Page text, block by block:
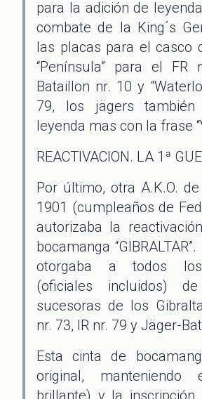
para la adición de
combate de la King´s
las placas para el casco
“Península” para el
Bataillon nr. 10 y
79, los jägers también
leyenda mas con la frase
REACTIVACION. LA 1ª
Por último, otra A.K.O.
1901 (cumpleaños de
autorizaba la
bocamanga
otorgaba a todos los
(oficiales incluidos)
sucesoras de los
nr. 73, IR nr. 79 y Jäger-
Esta cinta de
original,
brillante) y la